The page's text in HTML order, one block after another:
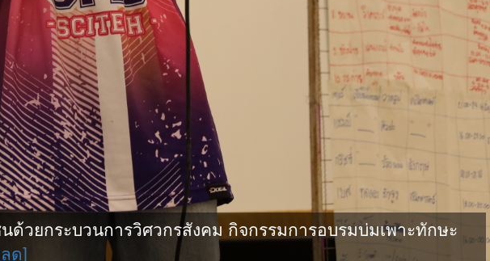
วยกระบวนการวิศวกรสังคม กิจกรรมการอบรมบ่มเพาะทักษะ
ด]